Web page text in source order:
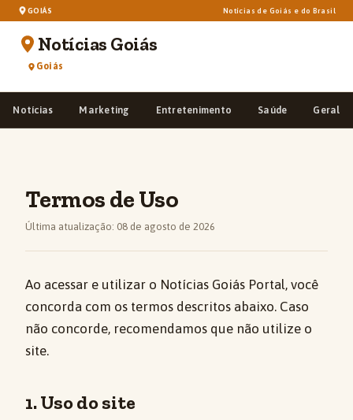
GOIÁS Notícias de Goiás e do Brasil
Notícias Goiás
Goiás
Notícias Marketing Entretenimento Saúde Geral
Termos de Uso
Última atualização: 08 de agosto de 2026
Ao acessar e utilizar o Notícias Goiás Portal, você
concorda com os termos descritos abaixo. Caso
não concorde, recomendamos que não utilize o
site.
1. Uso do site